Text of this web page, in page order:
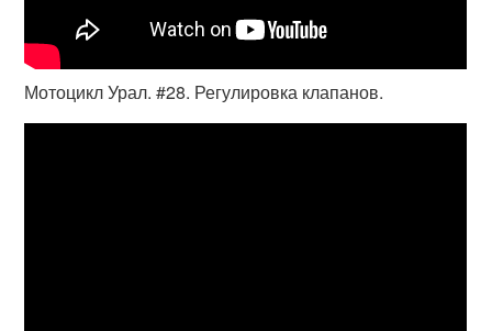
Мотоцикл Урал. #28. Регулировка клапанов.